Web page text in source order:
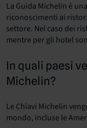
La Guida Michelin è
riconoscimenti ai
settore. Nel caso dei
mentre per gli hotel
In quali paesi
Michelin?
Le Chiavi Michelin
mondo, incluse le